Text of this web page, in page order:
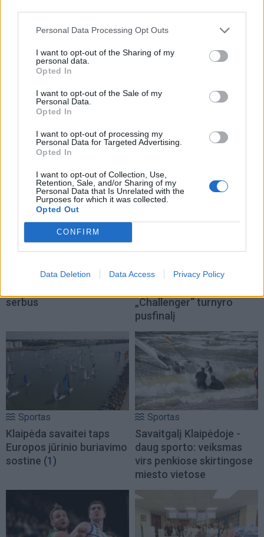
Personal Data Processing Opt Outs
I want to opt-out of the Sharing of my
personal data.
Opted In
I want to opt-out of the Sale of my
Personal Data.
Opted In
I want to opt-out of processing my
Personal Data for Targeted Advertising.
Opted In
I want to opt-out of Collection, Use,
Retention, Sale, and/or Sharing of my
Personal Data that Is Unrelated with the
Purposes for which it was collected.
Opted Out
CONFIRM
Data Deletion Data Access Privacy Policy
Prieš varžybas jūroje
buriuotojai pasirodė
miesto gatvėse (1)
Eglė Šventoraitė – apie
gyvenimą, žemės
drebėjimą ir didžiausią
Jasikevičiaus vedami
serbus
Trijų setų dramą laimėjęs
„Challenger“ turnyro
pusfinalį
Sportas
Klaipėda savaitei taps
Europos jūrinio buriavimo
sostine (1)
Sportas
Savaitgalį Klaipėdoje -
daug sporto: veiksmas
virs penkiose skirtingose
miesto vietose